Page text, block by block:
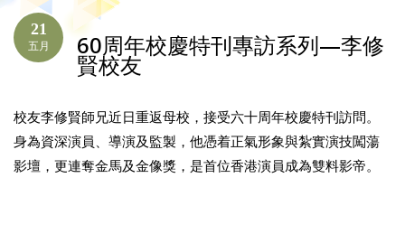
21
五月 60周年校慶特刊專訪系列—李修
賢校友
校友李修賢師兄近日重返母校，接受六十周年校慶特刊訪問。
身為資深演員、導演及監製，他憑着正氣形象與紮實演技闖蕩
影壇，更連奪金馬及金像獎，是首位香港演員成為雙料影帝。